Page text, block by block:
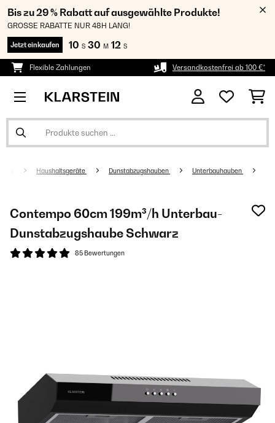
Bis zu 29 % Rabatt auf ausgewählte Produkte!
GROSSE RABATTE NUR 48H LANG!
Jetzt einkaufen 10 S 30 M 11 S
Flexible Zahlungen Versandkostenfrei ab 100 €*
Haushaltsgeräte Dunstabzugshauben Unterbauhauben
Contempo 60cm 199m³/h Unterbau-
Dunstabzugshaube Schwarz
85 Bewertungen